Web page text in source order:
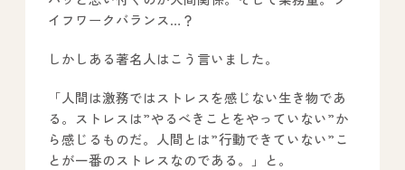
－ 春日事業所のブログ
－ 遠賀事業所のブログ
－ 鳥栖事業所のブログ
イフワークバランス…？
しかしある著名人はこう言いました。
「人間は激務ではストレスを感じない生き物であ
る。ストレスは”やるべきことをやっていない”か
ら感じるものだ。人間とは”行動できていない”こ
とが一番のストレスなのである。」と。